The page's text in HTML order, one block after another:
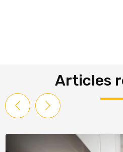
Articles